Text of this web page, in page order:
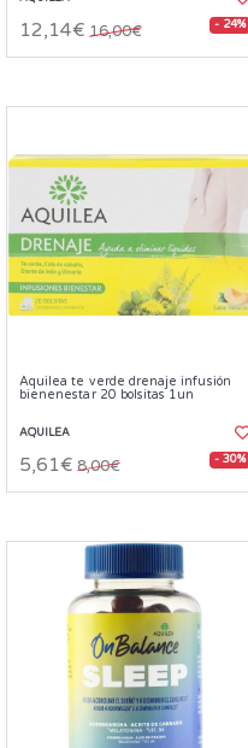
12,14€ 16,00€ - 24%
Aquilea te verde drenaje infusión
bienenestar 20 bolsitas 1un
AQUILEA
5,61€ 8,00€ - 30%